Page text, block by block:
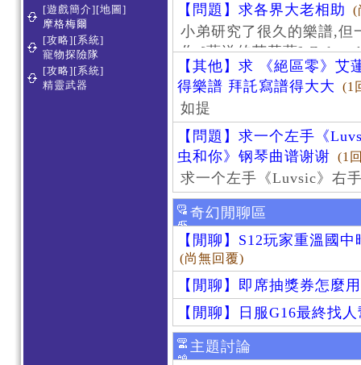
[遊戲簡介][地圖]
摩格梅爾
[攻略][系統]
寵物探險隊
[攻略][系統]
精靈武器
【問題】求各界大老相助
(
小弟研究了很久的樂譜,但
作 [葬送的芙莉蓮]-
【其他】求 《絕區零》艾
得樂譜 拜託寫譜得大大
(1
如提
【問題】求一个左手《
虫和你》钢琴曲谱谢谢 (1
求一个左手《Luvsic》右
奇幻閒聊區
【閒聊】S12玩家重溫國
(尚無回覆)
【閒聊】即席抽獎券怎麼
【閒聊】日服G16最終找
主題討論